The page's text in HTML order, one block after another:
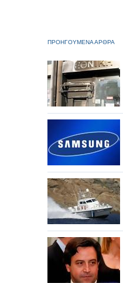
ΠΡΟΗΓΟΥΜΕΝΑ ΑΡΘΡΑ